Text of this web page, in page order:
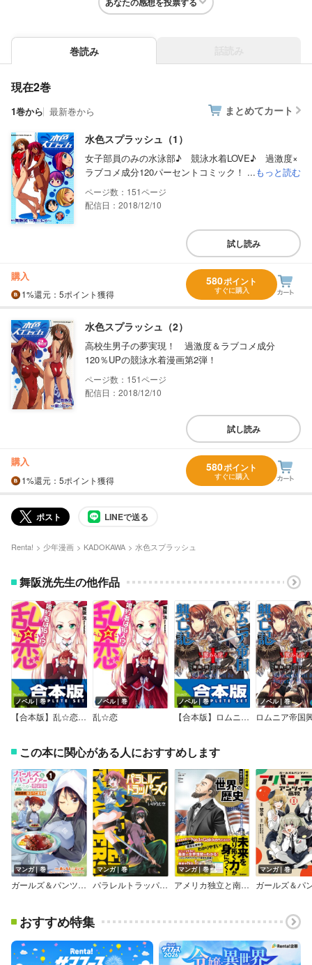
巻読み
現在2巻
1巻から 最新巻から まとめてカート
水色スプラッシュ（1）
女子部員のみの水泳部♪ 競泳水着LOVE♪ 過激度×
ラブコメ成分120パーセントコミック！ ...もっと読む
151
配信日：2018/12/10
試し読み
購入
1%還元 ：5ポイント獲得
580ポイント
すぐに購入
水色スプラッシュ（2）
高校生男子の夢実現！ 過激度＆ラブコメ成分
120％UPの競泳水着漫画第2弾！
151
配信日：2018/12/10
試し読み
購入
1%還元 ：5ポイント獲得
580ポイント
すぐに購入
ポスト LINEで送る
Renta! 少年漫画 KADOKAWA 水色スプラッシュ
舞阪洸先生の他作品
ノベル｜巻
【合本版】乱☆恋 婚約者は16人！？
ノベル｜巻
乱☆恋
ノベル｜巻
【合本版】ロムニア帝国興亡記
ノベル｜巻
ロムニア帝国
この本に関心がある人におすすめします
マンガ｜巻
ガールズ＆パンツァー 最終章 継続高校はらぺこ食事道
マンガ｜巻
パラレルトラッパーズ！
マンガ｜巻
アメリカ独立と南北戦争
マンガ｜巻
おすすめ特集